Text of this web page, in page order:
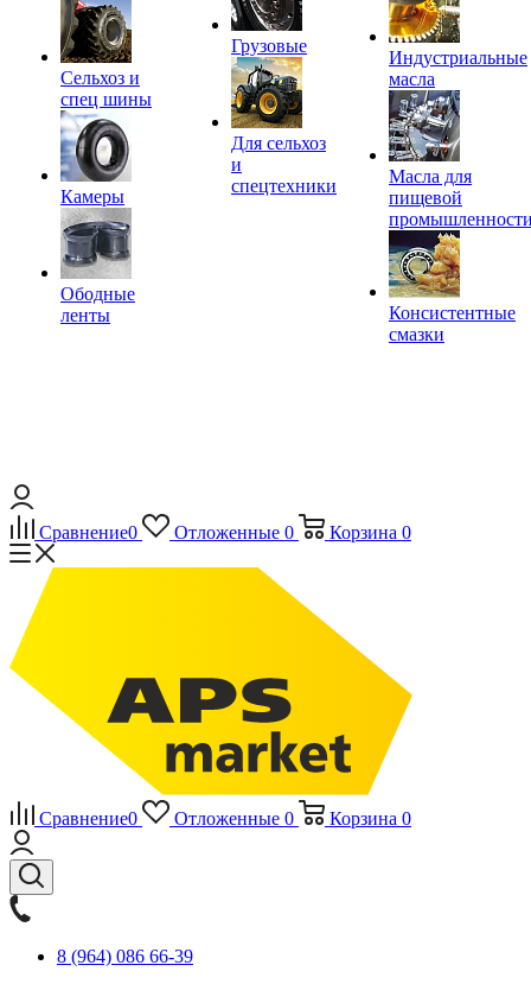
Сельхоз и
спец шины
Камеры
Ободные
ленты
Грузовые
Для сельхоз
и
спецтехники
Индустриальные
масла
Масла для
пищевой
Консистентные
смазки
Сравнение0 Отложенные 0 Корзина 0
Сравнение0 Отложенные 0 Корзина 0
8 (964) 086 66-39